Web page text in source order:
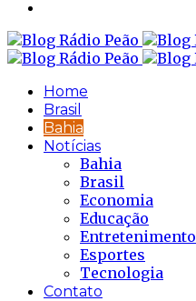
Home
Brasil
Bahia
Notícias
Bahia
Brasil
Economia
Educação
Entretenimento
Esportes
Tecnologia
Contato